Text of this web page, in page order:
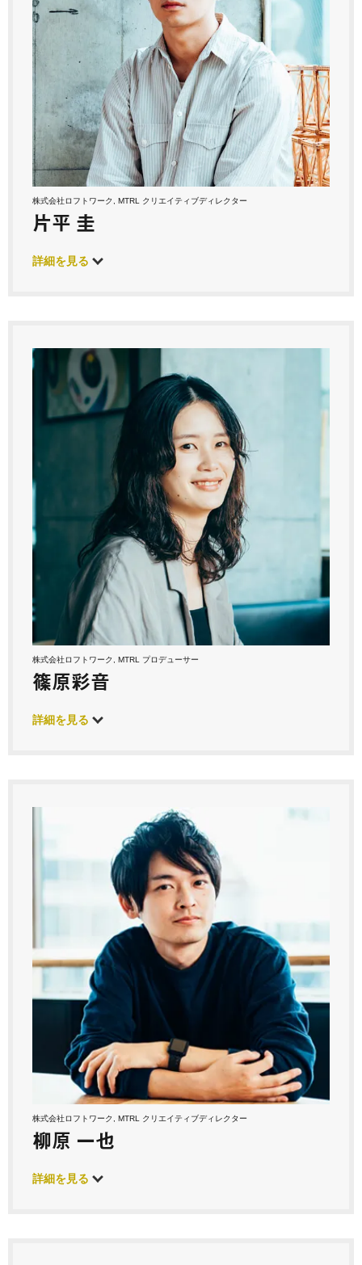
株式会社ロフトワーク, MTRL クリエイティブディレクター
片平 圭
詳細を見る
株式会社ロフトワーク, MTRL プロデューサー
篠原彩音
詳細を見る
株式会社ロフトワーク, MTRL クリエイティブディレクター
柳原 一也
詳細を見る